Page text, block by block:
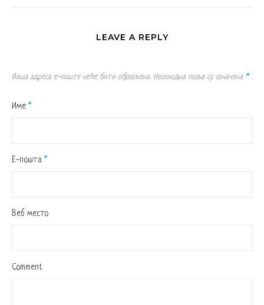
LEAVE A REPLY
Ваша адреса е-поште неће бити објављена. Неопходна поља су означена *
Име *
Е-пошта *
Веб место
Comment